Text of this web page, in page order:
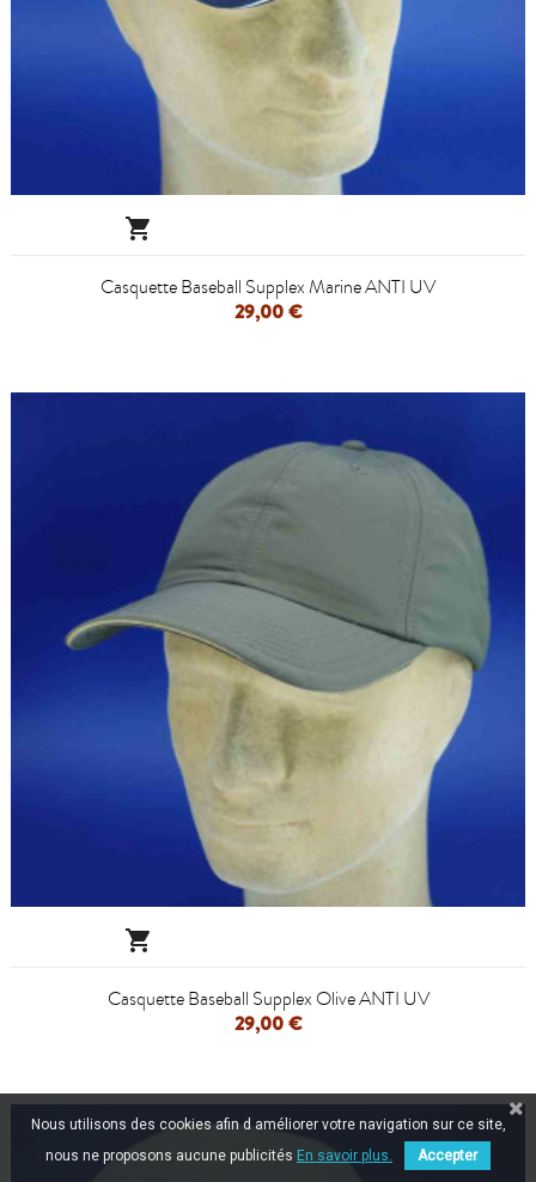

Casquette Baseball Supplex Marine ANTI UV
29,00 €

Casquette Baseball Supplex Olive ANTI UV
29,00 €
Nous utilisons des cookies afin d améliorer votre navigation sur ce site,
nous ne proposons aucune publicités En savoir plus. Accepter